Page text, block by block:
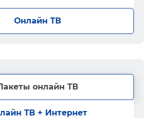
Онлайн ТВ
онлайн ТВ
ТВ + Интернет